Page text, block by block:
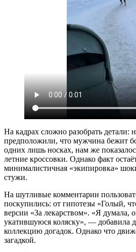
На кадрах сложно разобрать детали:
предположили, что мужчина бежит
одних лишь носках, нам же
летние кроссовки. Однако факт
минималистичная «экипировка»
стужи.
На шутливые комментарии
поскупились: от гипотезы «Голый,
версии «За лекарством». «Я думала,
укатившуюся коляску», — добавила
коллекцию догадок. Однако что
загадкой.